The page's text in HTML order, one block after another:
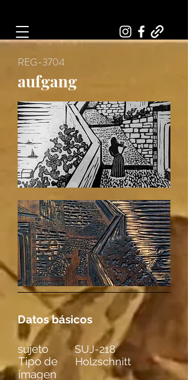
REG-3704
aufgang
Datos básicos
Tipo de
imagen
Holzschnitt
sujeto SUJ-218